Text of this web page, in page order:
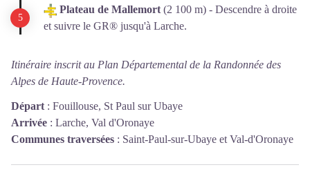
Plateau de Mallemort (2 100 m) - Descendre à droite
et suivre le GR® jusqu'à Larche.
Itinéraire inscrit au Plan Départemental de la Randonnée des
Alpes de Haute-Provence.
Départ : Fouillouse, St Paul sur Ubaye
Arrivée : Larche, Val d'Oronaye
Communes traversées : Saint-Paul-sur-Ubaye et Val-d'Oronaye